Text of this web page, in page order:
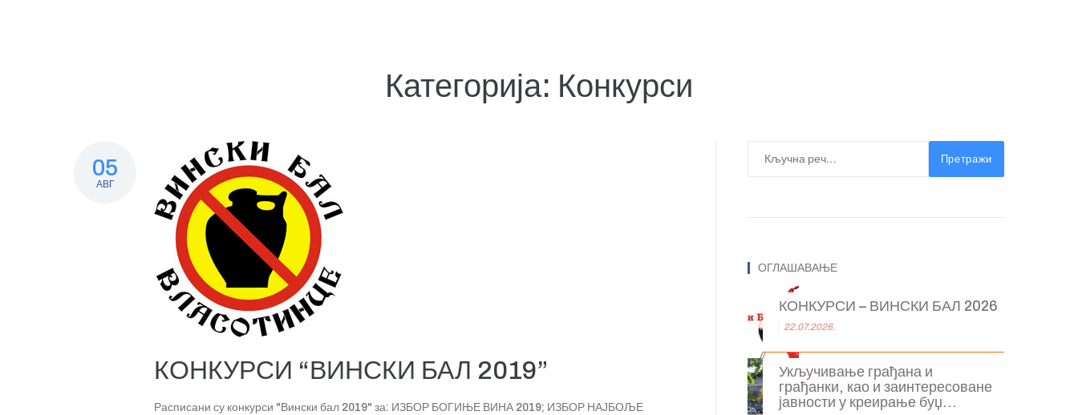
Категорија: Конкурси
05
АВГ
КОНКУРСИ “ВИНСКИ БАЛ 2019”
Расписани су конкурси "Вински бал 2019" за: ИЗБОР БОГИЊЕ ВИНА 2019; ИЗБОР НАЈБОЉЕ
Претражи
ОГЛАШАВАЊЕ
КОНКУРСИ – ВИНСКИ БАЛ 2026
22.07.2026.
Укључивање грађана и
грађанки, као и заинтересоване
јавности у креирање буџ...